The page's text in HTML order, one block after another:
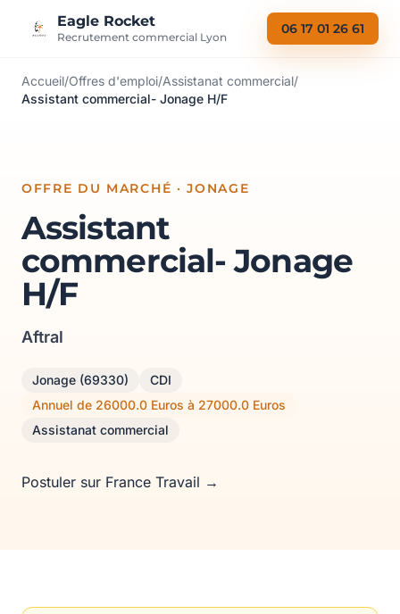
Eagle Rocket
Recrutement commercial Lyon
06 17 01 26 61
Accueil/Offres d'emploi/Assistanat commercial/
Assistant commercial- Jonage H/F
OFFRE DU MARCHÉ · JONAGE
Assistant
commercial- Jonage
H/F
Aftral
Jonage (69330)
CDI
Annuel de 26000.0 Euros à 27000.0 Euros
Assistanat commercial
Postuler sur France Travail →